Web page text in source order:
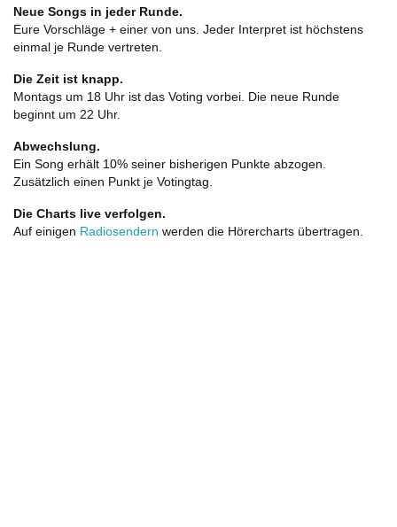
Neue Songs in jeder Runde.
Eure Vorschläge + einer von uns. Jeder Interpret ist höchstens
einmal je Runde vertreten.
Die Zeit ist knapp.
Montags um 18 Uhr ist das Voting vorbei. Die neue Runde
beginnt um 22 Uhr.
Abwechslung.
Ein Song erhält 10% seiner bisherigen Punkte abzogen.
Zusätzlich einen Punkt je Votingtag.
Die Charts live verfolgen.
Auf einigen Radiosendern werden die Hörercharts übertragen.